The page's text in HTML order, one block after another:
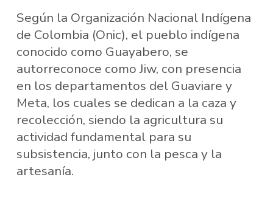
Según la Organización Nacional Indígena
de Colombia (Onic), el pueblo indígena
conocido como Guayabero, se
autorreconoce como Jiw, con presencia
en los departamentos del Guaviare y
Meta, los cuales se dedican a la caza y
recolección, siendo la agricultura su
actividad fundamental para su
subsistencia, junto con la pesca y la
artesanía.